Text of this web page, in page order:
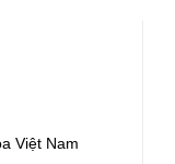
Việt Nam